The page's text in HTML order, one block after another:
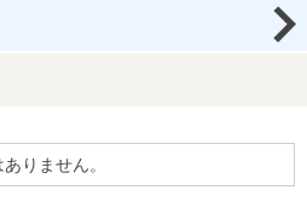
りません。